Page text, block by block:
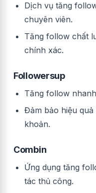
Dịch vụ tăng
chuyên viên.
Tăng follow chất
chính xác.
Followersup
Tăng follow
Đảm bảo hiệu
khoản.
Combin
Ứng dụng tăng
tác thủ công.